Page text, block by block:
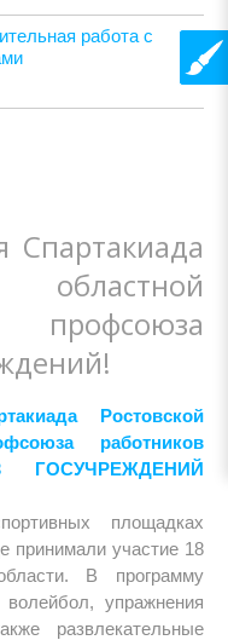
работа с
Ростовской
работников
ГОСУЧРЕЖДЕНИЙ
площадках
принимали участие 18
В программу
упражнения
развлекательные